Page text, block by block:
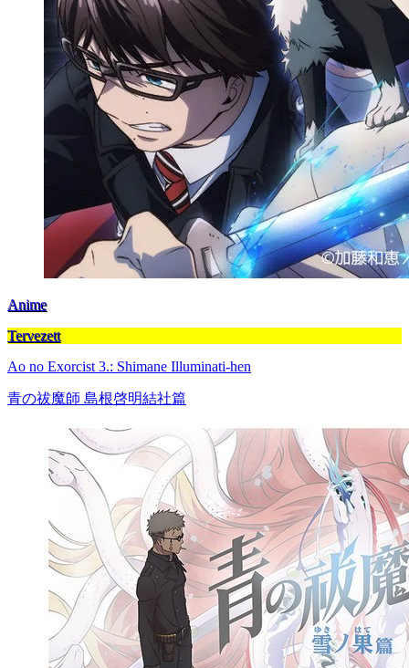
Anime
Tervezett
Ao no Exorcist 3.: Shimane Illuminati-hen
青の祓魔師 島根啓明結社篇